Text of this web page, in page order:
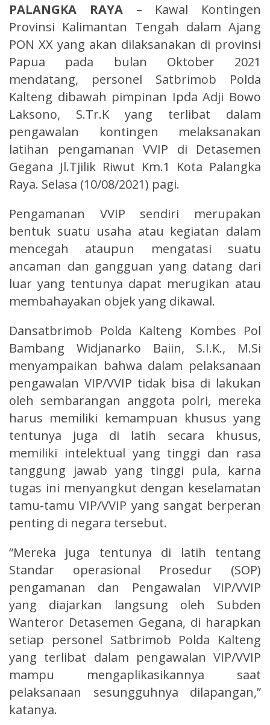
PALANGKA RAYA– Kawal Kontingen
Provinsi Kalimantan Tengah dalam Ajang
PON XX yang akan dilaksanakan di provinsi
Papua pada bulan Oktober 2021
mendatang, personel Satbrimob Polda
Kalteng dibawah pimpinan Ipda Adji Bowo
Laksono, S.Tr.K yang terlibat dalam
pengawalan kontingen melaksanakan
latihan pengamanan VVIP di Detasemen
Gegana Jl.Tjilik Riwut Km.1 Kota Palangka
Raya. Selasa (10/08/2021) pagi.
Pengamanan VVIP sendiri merupakan
bentuk suatu usaha atau kegiatan dalam
mencegah ataupun mengatasi suatu
ancaman dan gangguan yang datang dari
luar yang tentunya dapat merugikan atau
membahayakan objek yang dikawal.
Dansatbrimob Polda Kalteng Kombes Pol
Bambang Widjanarko Baiin, S.I.K., M.Si
menyampaikan bahwa dalam pelaksanaan
pengawalan VIP/VVIP tidak bisa di lakukan
oleh sembarangan anggota polri, mereka
harus memiliki kemampuan khusus yang
tentunya juga di latih secara khusus,
memiliki intelektual yang tinggi dan rasa
tanggung jawab yang tinggi pula, karna
tugas ini menyangkut dengan keselamatan
tamu-tamu VIP/VVIP yang sangat berperan
penting di negara tersebut.
“Mereka juga tentunya di latih tentang
Standar operasional Prosedur (SOP)
pengamanan dan Pengawalan VIP/VVIP
yang diajarkan langsung oleh Subden
Wanteror Detasemen Gegana, di harapkan
setiap personel Satbrimob Polda Kalteng
yang terlibat dalam pengawalan VIP/VVIP
mampu mengaplikasikannya saat
pelaksanaan sesungguhnya dilapangan,”
katanya.